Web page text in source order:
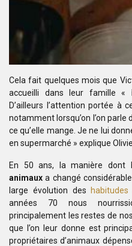
Cela fait quelques mois que
accueilli dans leur famille «
D’ailleurs l’attention portée à
notamment lorsqu’on l’on
ce qu’elle mange. Je ne lui
en supermarché » explique
En 50 ans, la manière dont
animauxa changé
large évolution des
années 70 nous
principalement les restes de
que l’on leur donne est
propriétaires d’animaux